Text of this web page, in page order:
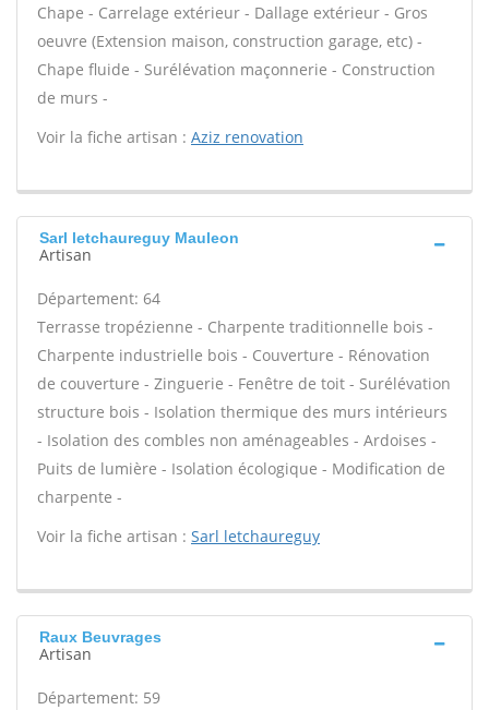
Chape - Carrelage extérieur - Dallage extérieur - Gros
oeuvre (Extension maison, construction garage, etc) -
Chape fluide - Surélévation maçonnerie - Construction
de murs -
Voir la fiche artisan : Aziz renovation
Sarl letchaureguy Mauleon
Artisan
Département: 64
Terrasse tropézienne - Charpente traditionnelle bois -
Charpente industrielle bois - Couverture - Rénovation
de couverture - Zinguerie - Fenêtre de toit - Surélévation
structure bois - Isolation thermique des murs intérieurs
- Isolation des combles non aménageables - Ardoises -
Puits de lumière - Isolation écologique - Modification de
charpente -
Voir la fiche artisan : Sarl letchaureguy
Raux Beuvrages
Artisan
Département: 59